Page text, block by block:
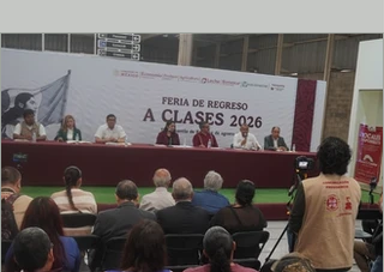
transporte que se realiza en Naucalpan y
que beneficiará diariamente a más de 40
usuarios, con traslados seguros,